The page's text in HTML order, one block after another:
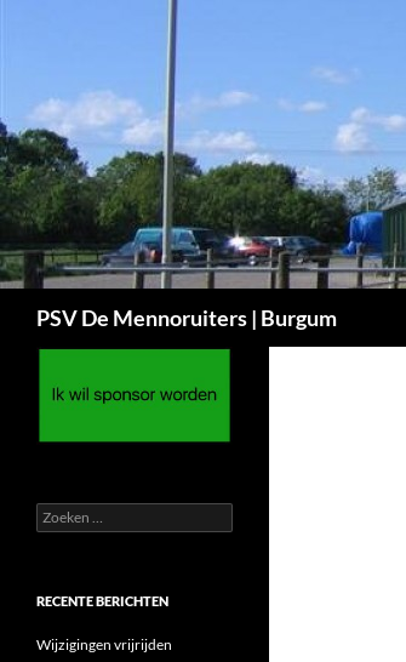
inhoud
PSV De Mennoruiters | Burgum
Zoeken
naar:
RECENTE BERICHTEN
Wijzigingen vrijrijden